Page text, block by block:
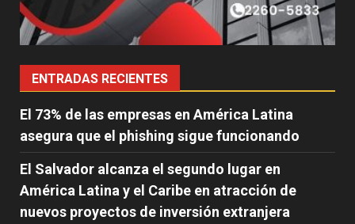
ENTRADAS RECIENTES
El 73% de las empresas en América Latina
asegura que el phishing sigue funcionando
El Salvador alcanza el segundo lugar en
América Latina y el Caribe en atracción de
nuevos proyectos de inversión extranjera